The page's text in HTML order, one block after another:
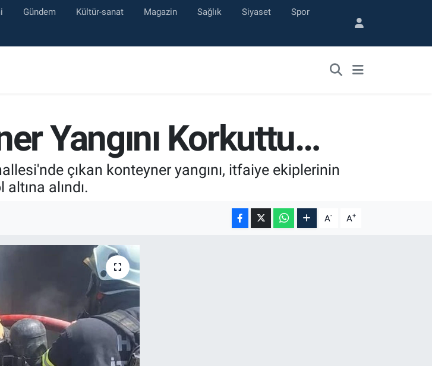
Gündem Kültür-sanat Magazin Sağlık Siyaset Spor
Yangını Korkuttu…
çıkan konteyner yangını, itfaiye ekiplerinin
alındı.
A- A+